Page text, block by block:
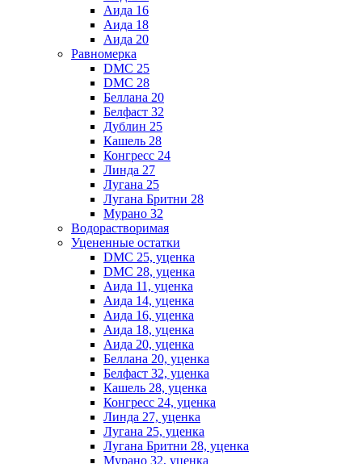
Аида 16
Аида 18
Аида 20
Равномерка
DMC 25
DMC 28
Беллана 20
Белфаст 32
Дублин 25
Кашель 28
Конгресс 24
Линда 27
Лугана 25
Лугана Бритни 28
Мурано 32
Водорастворимая
Уцененные остатки
DMC 25, уценка
DMC 28, уценка
Аида 11, уценка
Аида 14, уценка
Аида 16, уценка
Аида 18, уценка
Аида 20, уценка
Беллана 20, уценка
Белфаст 32, уценка
Кашель 28, уценка
Конгресс 24, уценка
Линда 27, уценка
Лугана 25, уценка
Лугана Бритни 28, уценка
Мурано 32, уценка